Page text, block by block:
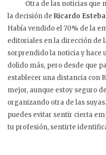
Otra de las noticias que
la decisión de Ricardo
Había vendido el 70% de la
editoriales en la dirección de
sorprendido la noticia y hace
dolido más, pero desde que
establecer una distancia con
mejor, aunque estoy seguro
organizando otra de las
puedes evitar sentir cierta
tu profesión, sentirte